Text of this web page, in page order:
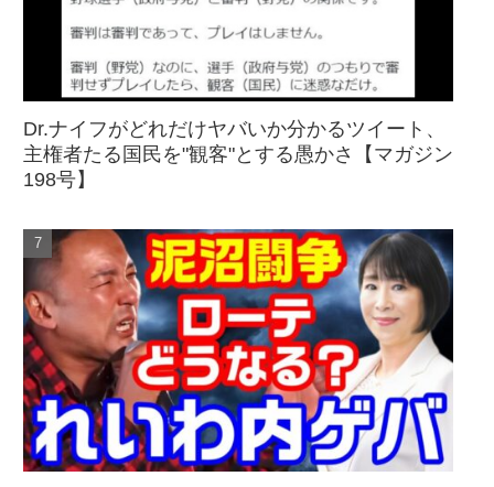
Dr.ナイフがどれだけヤバいか分かるツイート、
主権者たる国民を"観客"とする愚かさ【マガジン
198号】